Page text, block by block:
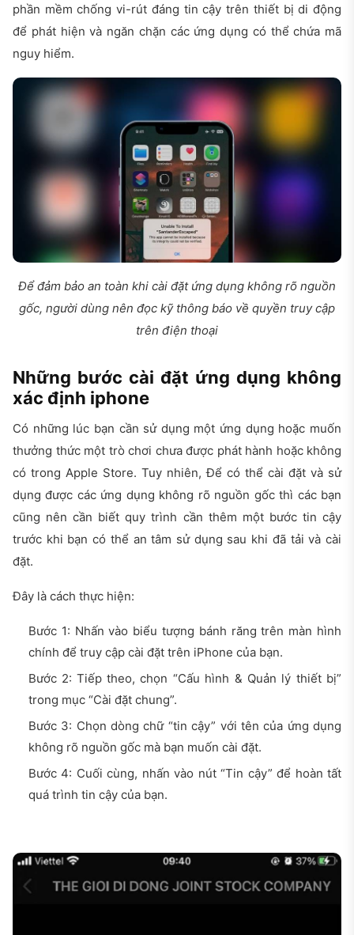
phần mềm chống vi-rút đáng tin cậy trên thiết bị di động
để phát hiện và ngăn chặn các ứng dụng có thể chứa mã
nguy hiểm.
Để đảm bảo an toàn khi cài đặt ứng dụng không rõ nguồn
gốc, người dùng nên đọc kỹ thông báo về quyền truy cập
trên điện thoại
Những bước cài đặt ứng dụng không
xác định iphone
Có những lúc bạn cần sử dụng một ứng dụng hoặc muốn
thưởng thức một trò chơi chưa được phát hành hoặc không
có trong Apple Store. Tuy nhiên, Để có thể cài đặt và sử
dụng được các ứng dụng không rõ nguồn gốc thì các bạn
cũng nên cần biết quy trình cần thêm một bước tin cậy
trước khi bạn có thể an tâm sử dụng sau khi đã tải và cài
đặt.
Đây là cách thực hiện:
Bước 1: Nhấn vào biểu tượng bánh răng trên màn hình
chính để truy cập cài đặt trên iPhone của bạn.
Bước 2: Tiếp theo, chọn “Cấu hình & Quản lý thiết bị”
trong mục “Cài đặt chung”.
Bước 3: Chọn dòng chữ “tin cậy” với tên của ứng dụng
không rõ nguồn gốc mà bạn muốn cài đặt.
Bước 4: Cuối cùng, nhấn vào nút “Tin cậy” để hoàn tất
quá trình tin cậy của bạn.